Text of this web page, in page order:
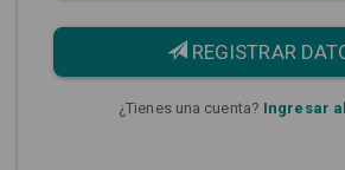
REGISTRAR
¿Tienes una cuenta? Ingresar